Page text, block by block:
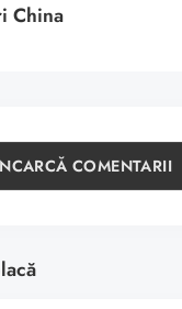
China
COMENTARII